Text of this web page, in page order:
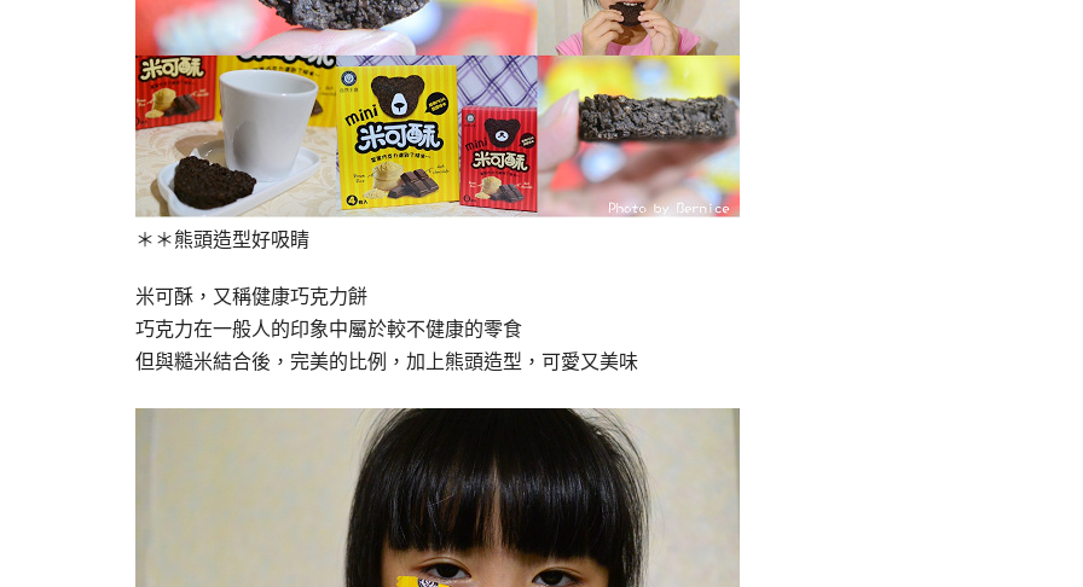
＊＊熊頭造型好吸睛
米可酥，又稱健康巧克力餅
巧克力在一般人的印象中屬於較不健康的零食
但與糙米結合後，完美的比例，加上熊頭造型，可愛又美味